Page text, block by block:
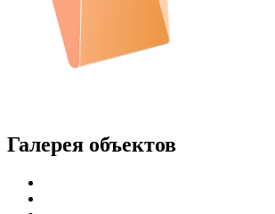
Галерея объектов